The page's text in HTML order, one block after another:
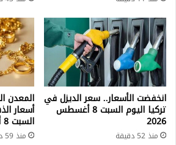
انخفضت الأسعار.. سعر الديزل في
تركيا اليوم السبت 8 أغسطس
2026
منذ 52 دقيقة
المعدن
أسعار
السبت 8 أغسطس 2026
منذ 59 دقيقة